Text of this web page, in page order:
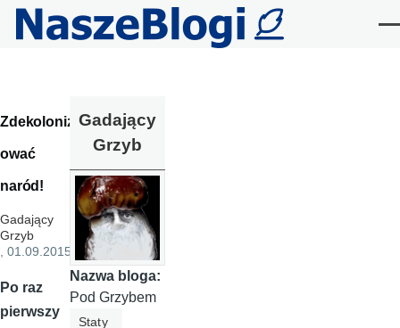
Przejdź do treści
Zdekoloniz
ować
naród!
Gadający
Grzyb
, 01.09.2015
Po raz
pierwszy
Gadający
Grzyb
Nazwa bloga:
Pod Grzybem
Staty